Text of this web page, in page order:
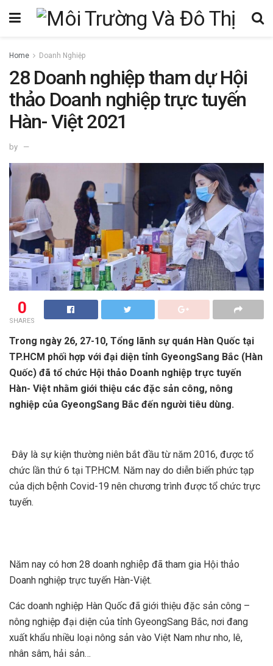
Home Doanh Nghiệp
28 Doanh nghiệp tham dự Hội
thảo Doanh nghiệp trực tuyến
Hàn- Việt 2021
by
0
SHARES
Trong ngày 26, 27-10, Tổng lãnh sự quán Hàn Quốc tại
TP.HCM phối hợp với đại diện tỉnh GyeongSang Bắc (Hàn
Quốc) đã tổ chức Hội thảo Doanh nghiệp trực tuyến
Hàn- Việt nhằm giới thiệu các đặc sản công, nông
nghiệp của GyeongSang Bắc đến người tiêu dùng.
Đây là sự kiện thường niên bắt đầu từ năm 2016, được tổ
chức lần thứ 6 tại TP.HCM. Năm nay do diễn biến phức tạp
của dịch bệnh Covid-19 nên chương trình được tổ chức trực
tuyến.
Năm nay có hơn 28 doanh nghiệp đã tham gia Hội thảo
Doanh nghiệp trực tuyến Hàn-Việt.
Các doanh nghiệp Hàn Quốc đã giới thiệu đặc sản công –
nông nghiệp đại diện của tỉnh GyeongSang Bắc, nơi đang
xuất khẩu nhiều loại nông sản vào Việt Nam như nho, lê,
nhân sâm, hải sản…